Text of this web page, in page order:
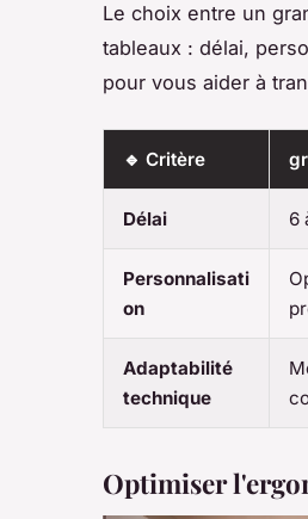
Le choix entre un
tableaux : délai,
pour vous aider à
🔹 Critère
Délai 6
Personnalisati
on
Adaptabilité
technique
Optimiser